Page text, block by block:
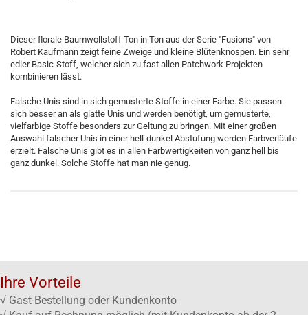
Dieser florale Baumwollstoff Ton in Ton aus der Serie "Fusions" von
Robert Kaufmann zeigt feine Zweige und kleine Blütenknospen. Ein sehr
edler Basic-Stoff, welcher sich zu fast allen Patchwork Projekten
kombinieren lässt.
Falsche Unis sind in sich gemusterte Stoffe in einer Farbe. Sie passen
sich besser an als glatte Unis und werden benötigt, um gemusterte,
vielfarbige Stoffe besonders zur Geltung zu bringen. Mit einer großen
Auswahl falscher Unis in einer hell-dunkel Abstufung werden Farbverläufe
erzielt. Falsche Unis gibt es in allen Farbwertigkeiten von ganz hell bis
ganz dunkel. Solche Stoffe hat man nie genug.
Ihre Vorteile
√ Gast-Bestellung oder Kundenkonto